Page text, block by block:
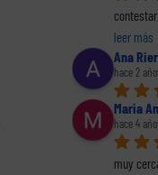
leer más
Ana
hace 2
Maria
hace 4
muy